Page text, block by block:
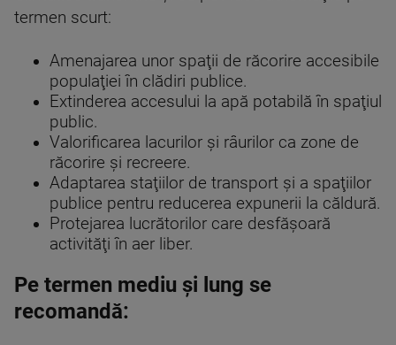
termen scurt:
Amenajarea unor spaţii de răcorire accesibile
populaţiei în clădiri publice.
Extinderea accesului la apă potabilă în spaţiul
public.
Valorificarea lacurilor şi râurilor ca zone de
răcorire şi recreere.
Adaptarea staţiilor de transport şi a spaţiilor
publice pentru reducerea expunerii la căldură.
Protejarea lucrătorilor care desfăşoară
activităţi în aer liber.
Pe termen mediu şi lung se
recomandă: